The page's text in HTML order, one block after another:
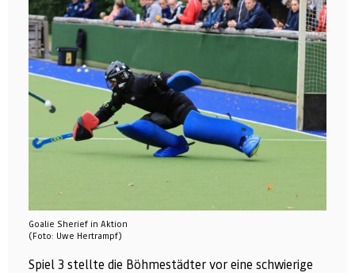
Goalie Sherief in Aktion
(Foto: Uwe Hertrampf)
Spiel 3 stellte die Böhmestädter vor eine schwierige